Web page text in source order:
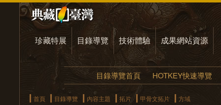
珍藏特展 目錄導覽 技術體驗 成果網站資源
目錄導覽首頁 HOTKEY快速導覽
首頁 目錄導覽 內容主題 拓片 甲骨文拓片
方域